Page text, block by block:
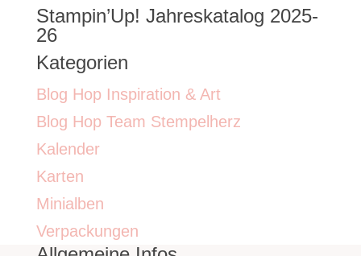
Stampin’Up! Jahreskatalog 2025-
26
Kategorien
Blog Hop Inspiration & Art
Blog Hop Team Stempelherz
Kalender
Karten
Minialben
Verpackungen